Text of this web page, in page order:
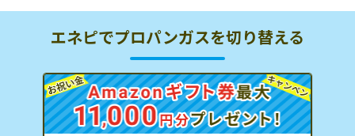
エネピでプロパンガスを切り替える